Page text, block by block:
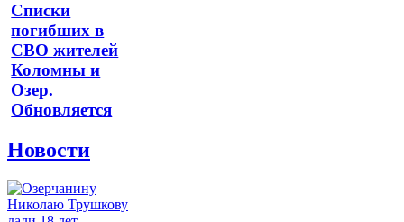
Списки
погибших в
СВО жителей
Коломны и
Озер.
Обновляется
Новости